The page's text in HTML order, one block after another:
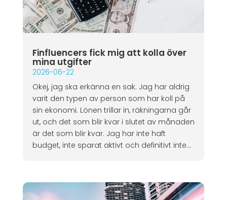
Finfluencers fick mig att kolla över
mina utgifter
2026-06-22
Okej, jag ska erkänna en sak. Jag har aldrig
varit den typen av person som har koll på
sin ekonomi. Lönen trillar in, räkningarna går
ut, och det som blir kvar i slutet av månaden
är det som blir kvar. Jag har inte haft
budget, inte sparat aktivt och definitivt inte...